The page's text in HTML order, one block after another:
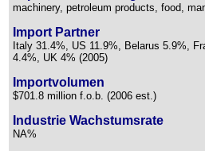
machinery, petroleum products, food,
Import Partner
Italy 31.4%, US 11.9%, Belarus 5.9%,
4.4%, UK 4% (2005)
Importvolumen
$701.8 million f.o.b. (2006 est.)
Industrie Wachstumsrate
NA%